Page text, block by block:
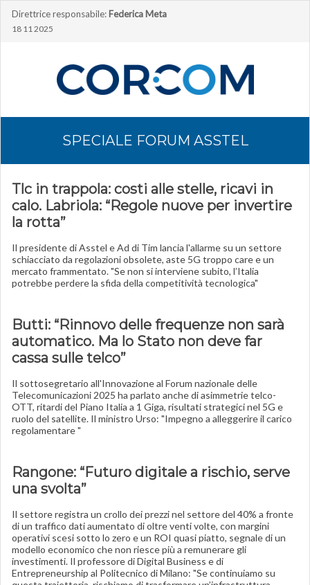
Direttrice responsabile: Federica Meta
18 11 2025
SPECIALE FORUM ASSTEL
Tlc in trappola: costi alle stelle, ricavi in
calo. Labriola: “Regole nuove per invertire
la rotta”
Il presidente di Asstel e Ad di Tim lancia l'allarme su un settore
schiacciato da regolazioni obsolete, aste 5G troppo care e un
mercato frammentato. "Se non si interviene subito, l’Italia
potrebbe perdere la sfida della competitività tecnologica"
Butti: “Rinnovo delle frequenze non sarà
automatico. Ma lo Stato non deve far
cassa sulle telco”
Il sottosegretario all'Innovazione al Forum nazionale delle
Telecomunicazioni 2025 ha parlato anche di asimmetrie telco-
OTT, ritardi del Piano Italia a 1 Giga, risultati strategici nel 5G e
ruolo del satellite. Il ministro Urso: "Impegno a alleggerire il carico
regolamentare "
Rangone: “Futuro digitale a rischio, serve
una svolta”
Il settore registra un crollo dei prezzi nel settore del 40% a fronte
di un traffico dati aumentato di oltre venti volte, con margini
operativi scesi sotto lo zero e un ROI quasi piatto, segnale di un
modello economico che non riesce più a remunerare gli
investimenti. Il professore di Digital Business e di
Entrepreneurship al Politecnico di Milano: "Se continuiamo su